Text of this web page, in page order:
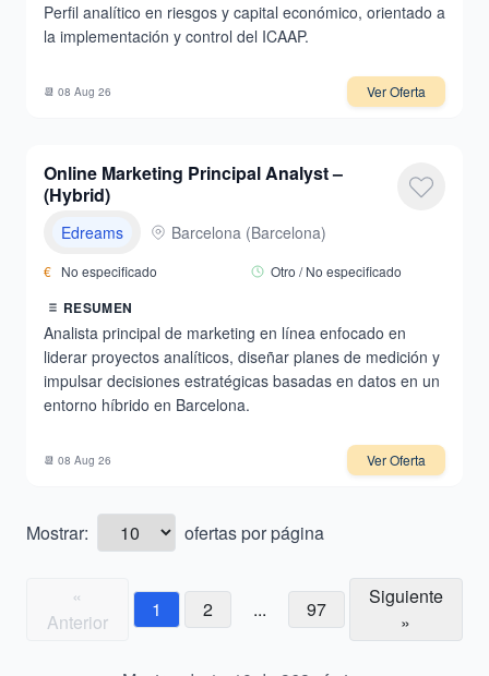
Perfil analítico en riesgos y capital económico, orientado a
la implementación y control del ICAAP.
📆 08 Aug 26 Ver Oferta
Online Marketing Principal Analyst –
(Hybrid)
Edreams Barcelona (Barcelona)
€ No especificado Otro / No especificado
RESUMEN
Analista principal de marketing en línea enfocado en
liderar proyectos analíticos, diseñar planes de medición y
impulsar decisiones estratégicas basadas en datos en un
entorno híbrido en Barcelona.
📆 08 Aug 26 Ver Oferta
Mostrar: ofertas por página
«
Anterior
1 2 ... 97
Siguiente
»